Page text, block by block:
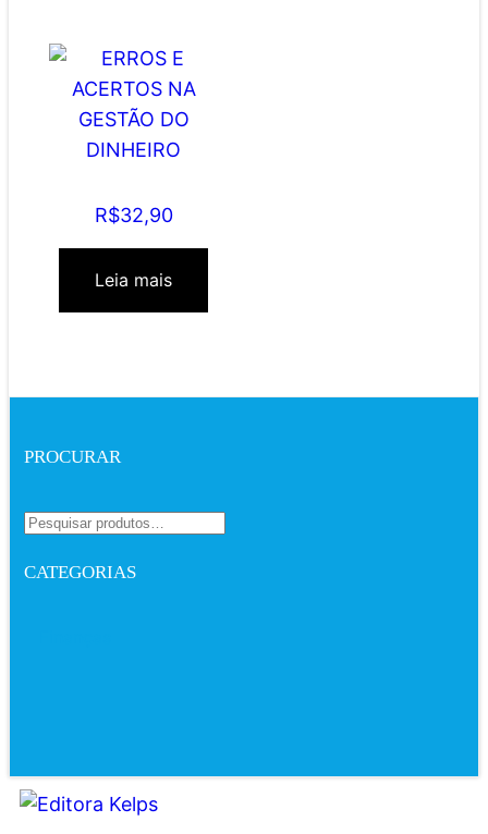
R$32,90
Leia mais
PROCURAR
CATEGORIAS